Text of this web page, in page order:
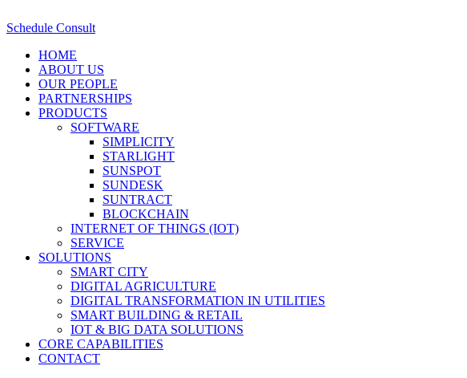
Schedule Consult
HOME
ABOUT US
OUR PEOPLE
PARTNERSHIPS
PRODUCTS
SOFTWARE
SIMPLICITY
STARLIGHT
SUNSPOT
SUNDESK
SUNTRACT
BLOCKCHAIN
INTERNET OF THINGS (IOT)
SERVICE
SOLUTIONS
SMART CITY
DIGITAL AGRICULTURE
DIGITAL TRANSFORMATION IN UTILITIES
SMART BUILDING & RETAIL
IOT & BIG DATA SOLUTIONS
CORE CAPABILITIES
CONTACT